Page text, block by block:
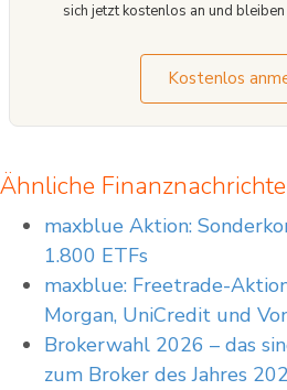
sich jetzt kostenlos an und
Kostenlos
Ähnliche
maxblue Aktion:
1.800 ETFs
maxblue: Freetrade-
Morgan, UniCredit und
Brokerwahl 2026 – das
zum Broker des Jahres